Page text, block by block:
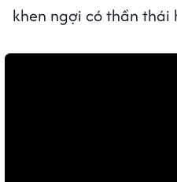
khen ngợi có thần thái